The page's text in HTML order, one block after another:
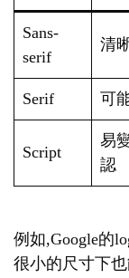
Sans-
serif
清
Serif 可
Script
易
認
例如,Google的
很小的尺寸下